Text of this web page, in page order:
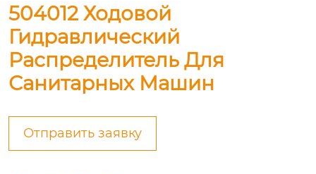
504012 Ходовой
Гидравлический
Распределитель Для
Санитарных Машин
Отправить заявку